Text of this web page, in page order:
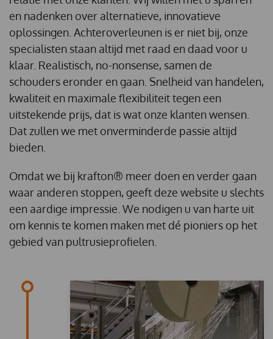
en nadenken over alternatieve, innovatieve
oplossingen. Achteroverleunen is er niet bij, onze
specialisten staan altijd met raad en daad voor u
klaar. Realistisch, no-nonsense, samen de
schouders eronder en gaan. Snelheid van handelen,
kwaliteit en maximale flexibiliteit tegen een
uitstekende prijs, dat is wat onze klanten wensen.
Dat zullen we met onverminderde passie altijd
bieden.
Omdat we bij krafton® meer doen en verder gaan
waar anderen stoppen, geeft deze website u slechts
een aardige impressie. We nodigen u van harte uit
om kennis te komen maken met dé pioniers op het
gebied van pultrusieprofielen.